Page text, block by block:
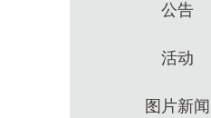
公告
活动
图片新闻